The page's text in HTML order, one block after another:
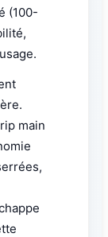
(100-
main